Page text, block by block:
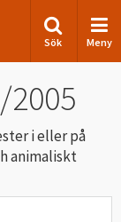
Sök Meny
i eller på
animaliskt